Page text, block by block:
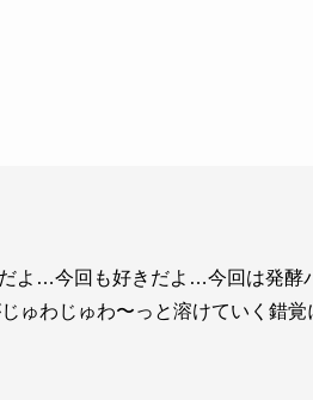
よ…今回も好きだよ…今回は発酵
ゅわじゅわ〜っと溶けていく錯覚